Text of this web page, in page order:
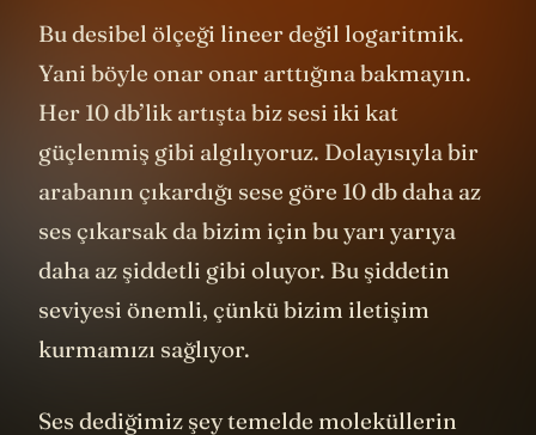
Bu desibel ölçeği lineer değil logaritmik.
Yani böyle onar onar arttığına bakmayın.
Her 10 db’lik artışta biz sesi iki kat
güçlenmiş gibi algılıyoruz. Dolayısıyla bir
arabanın çıkardığı sese göre 10 db daha az
ses çıkarsak da bizim için bu yarı yarıya
daha az şiddetli gibi oluyor. Bu şiddetin
seviyesi önemli, çünkü bizim iletişim
kurmamızı sağlıyor.
Ses dediğimiz şey temelde moleküllerin